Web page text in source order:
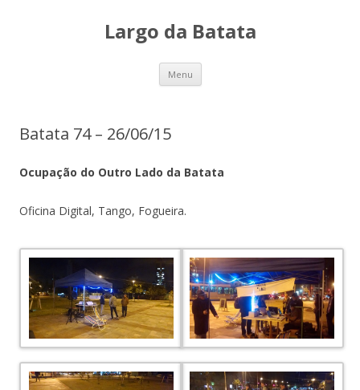
Largo da Batata
Menu Skip
content
Batata 74 – 26/06/15
Ocupação do Outro Lado da Batata
Oficina Digital, Tango, Fogueira.